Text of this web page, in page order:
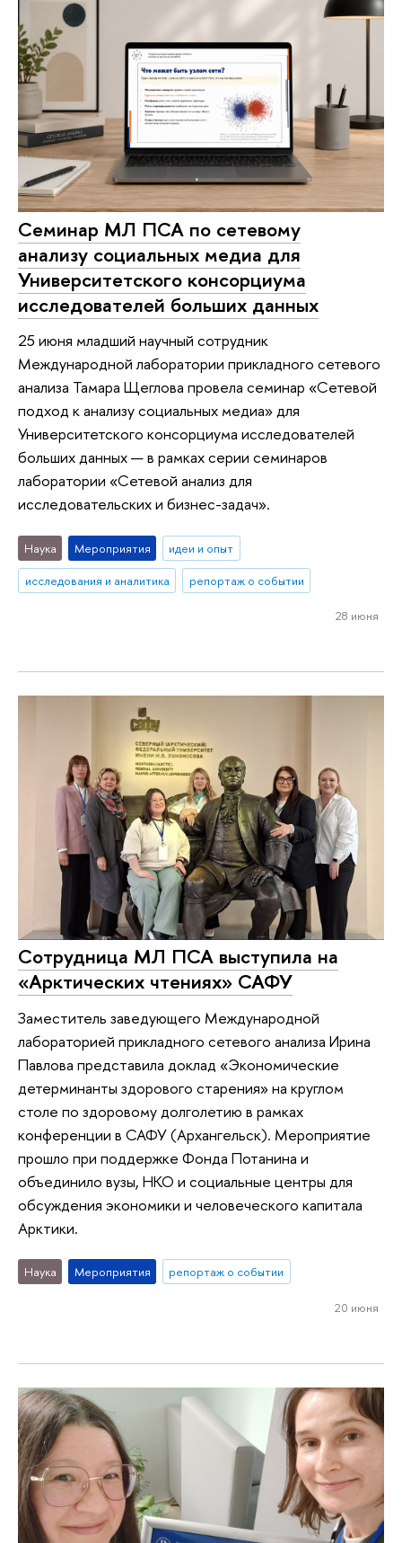
Семинар МЛ ПСА по сетевому
анализу социальных медиа для
Университетского консорциума
исследователей больших данных
25 июня младший научный сотрудник
Международной лаборатории прикладного сетевого
анализа Тамара Щеглова провела семинар «Сетевой
подход к анализу социальных медиа» для
Университетского консорциума исследователей
больших данных — в рамках серии семинаров
лаборатории «Сетевой анализ для
исследовательских и бизнес-задач».
Наука Мероприятия
идеи и опыт
исследования и аналитика
репортаж о событии
28 июня
Сотрудница МЛ ПСА выступила на
«Арктических чтениях» САФУ
Заместитель заведующего Международной
лабораторией прикладного сетевого анализа Ирина
Павлова представила доклад «Экономические
детерминанты здорового старения» на круглом
столе по здоровому долголетию в рамках
конференции в САФУ (Архангельск). Мероприятие
прошло при поддержке Фонда Потанина и
объединило вузы, НКО и социальные центры для
обсуждения экономики и человеческого капитала
Арктики.
Наука Мероприятия репортаж о событии
20 июня